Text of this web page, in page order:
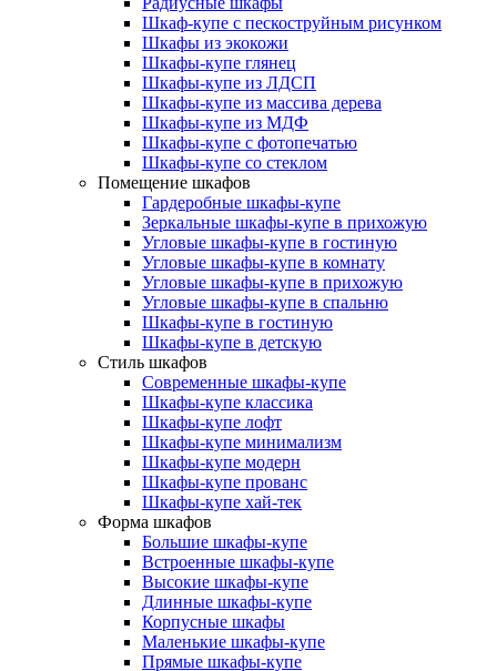
Шкаф-купе с пескоструйным рисунком
Шкафы из экокожи
Шкафы-купе глянец
Шкафы-купе из ЛДСП
Шкафы-купе из массива дерева
Шкафы-купе из МДФ
Шкафы-купе с фотопечатью
Шкафы-купе со стеклом
Помещение шкафов
Гардеробные шкафы-купе
Зеркальные шкафы-купе в прихожую
Угловые шкафы-купе в гостиную
Угловые шкафы-купе в комнату
Угловые шкафы-купе в прихожую
Угловые шкафы-купе в спальню
Шкафы-купе в гостиную
Шкафы-купе в детскую
Стиль шкафов
Современные шкафы-купе
Шкафы-купе классика
Шкафы-купе лофт
Шкафы-купе минимализм
Шкафы-купе модерн
Шкафы-купе прованс
Шкафы-купе хай-тек
Форма шкафов
Большие шкафы-купе
Встроенные шкафы-купе
Высокие шкафы-купе
Длинные шкафы-купе
Корпусные шкафы
Маленькие шкафы-купе
Прямые шкафы-купе